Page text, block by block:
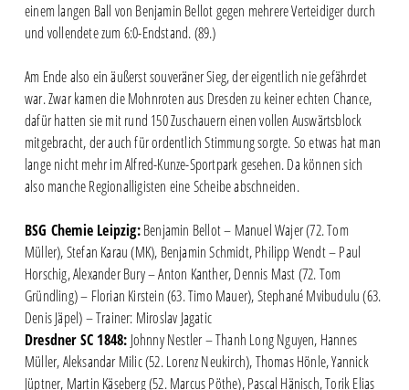
einem langen Ball von Benjamin Bellot gegen mehrere Verteidiger durch
und vollendete zum 6:0-Endstand. (89.)
Am Ende also ein äußerst souveräner Sieg, der eigentlich nie gefährdet
war. Zwar kamen die Mohnroten aus Dresden zu keiner echten Chance,
dafür hatten sie mit rund 150 Zuschauern einen vollen Auswärtsblock
mitgebracht, der auch für ordentlich Stimmung sorgte. So etwas hat man
lange nicht mehr im Alfred-Kunze-Sportpark gesehen. Da können sich
also manche Regionalligisten eine Scheibe abschneiden.
BSG Chemie Leipzig:Benjamin Bellot – Manuel Wajer (72. Tom
Müller), Stefan Karau (MK), Benjamin Schmidt, Philipp Wendt – Paul
Horschig, Alexander Bury – Anton Kanther, Dennis Mast (72. Tom
Gründling) – Florian Kirstein (63. Timo Mauer), Stephané Mvibudulu (63.
Denis Jäpel) – Trainer: Miroslav Jagatic
Dresdner SC 1848: Johnny Nestler – Thanh Long Nguyen, Hannes
Müller, Aleksandar Milic (52. Lorenz Neukirch), Thomas Hönle, Yannick
Jüptner, Martin Käseberg (52. Marcus Pöthe), Pascal Hänisch, Torik Elias